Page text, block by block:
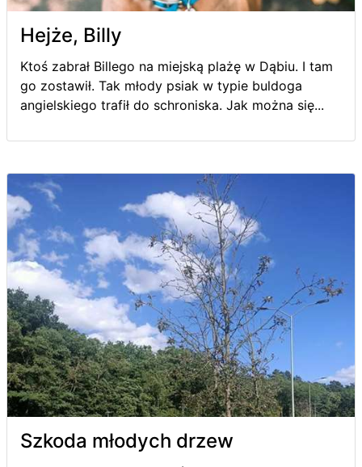
Hejże, Billy
Ktoś zabrał Billego na miejską plażę w Dąbiu. I tam
go zostawił. Tak młody psiak w typie buldoga
angielskiego trafił do schroniska. Jak można się...
Szkoda młodych drzew